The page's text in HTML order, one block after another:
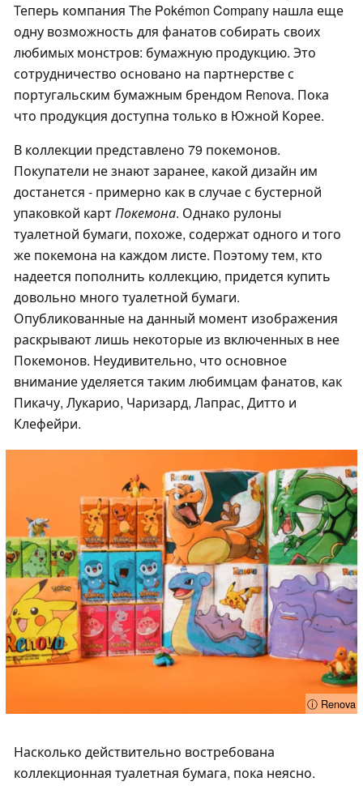
Теперь компания The Pokémon Company нашла еще
одну возможность для фанатов собирать своих
любимых монстров: бумажную продукцию. Это
сотрудничество основано на партнерстве с
португальским бумажным брендом Renova. Пока
что продукция доступна только в Южной Корее.
В коллекции представлено 79 покемонов.
Покупатели не знают заранее, какой дизайн им
достанется - примерно как в случае с бустерной
упаковкой картПокемона. Однако рулоны
туалетной бумаги, похоже, содержат одного и того
же покемона на каждом листе. Поэтому тем, кто
надеется пополнить коллекцию, придется купить
довольно много туалетной бумаги.
Опубликованные на данный момент изображения
раскрывают лишь некоторые из включенных в нее
Покемонов. Неудивительно, что основное
внимание уделяется таким любимцам фанатов, как
Пикачу, Лукарио, Чаризард, Лапрас, Дитто и
Клефейри.
ⓘ Renova
Насколько действительно востребована
коллекционная туалетная бумага, пока неясно.